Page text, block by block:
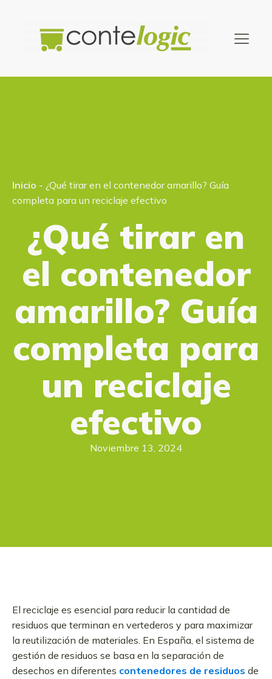
Inicio - ¿Qué tirar en el contenedor amarillo? Guía
completa para un reciclaje efectivo
¿Qué tirar en
el contenedor
amarillo? Guía
completa para
un reciclaje
efectivo
Noviembre 13, 2024
El reciclaje es esencial para reducir la cantidad de
residuos que terminan en vertederos y para maximizar
la reutilización de materiales. En España, el sistema de
gestión de residuos se basa en la separación de
desechos en diferentes contenedores de residuos de